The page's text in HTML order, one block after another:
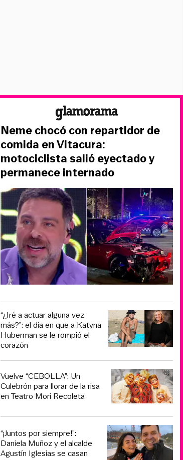
Neme chocó con repartidor de
comida en Vitacura:
motociclista salió eyectado y
permanece internado
“¿Iré a actuar alguna vez
más?”: el día en que a Katyna
Huberman se le rompió el
corazón
Vuelve “CEBOLLA”: Un
Culebrón para llorar de la risa
en Teatro Mori Recoleta
“¡Juntos por siempre!”:
Daniela Muñoz y el alcalde
Agustín Iglesias se casan